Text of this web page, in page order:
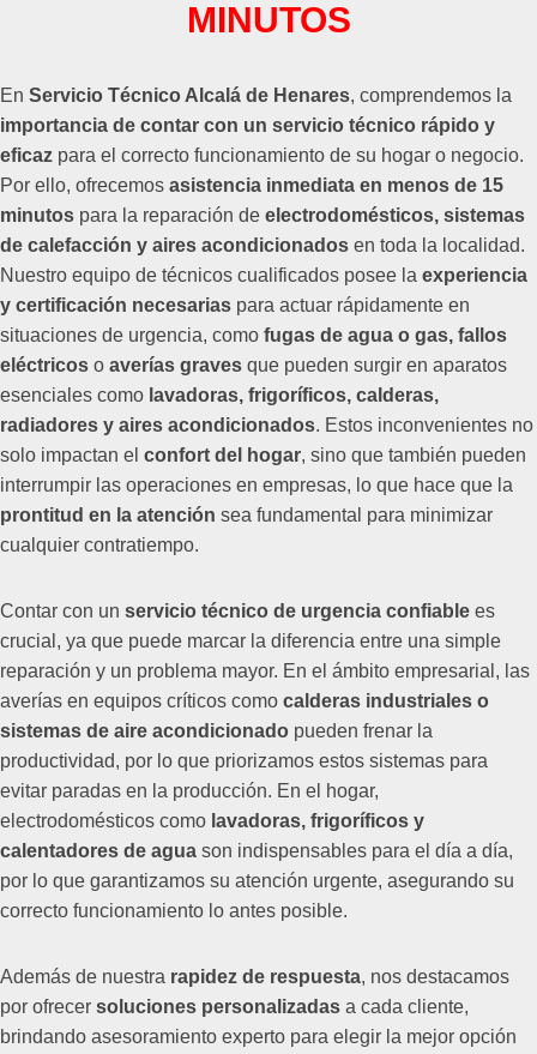
MINUTOS
En Servicio Técnico Alcalá de Henares, comprendemos la
importancia de contar con un servicio técnico rápido y
eficaz para el correcto funcionamiento de su hogar o negocio.
Por ello, ofrecemos asistencia inmediata en menos de 15
minutos para la reparación de electrodomésticos, sistemas
de calefacción y aires acondicionados en toda la localidad.
Nuestro equipo de técnicos cualificados posee la experiencia
y certificación necesarias para actuar rápidamente en
situaciones de urgencia, como fugas de agua o gas, fallos
eléctricos o averías graves que pueden surgir en aparatos
esenciales como lavadoras, frigoríficos, calderas,
radiadores y aires acondicionados. Estos inconvenientes no
solo impactan el confort del hogar, sino que también pueden
interrumpir las operaciones en empresas, lo que hace que la
prontitud en la atención sea fundamental para minimizar
cualquier contratiempo.
Contar con un servicio técnico de urgencia confiable es
crucial, ya que puede marcar la diferencia entre una simple
reparación y un problema mayor. En el ámbito empresarial, las
averías en equipos críticos como calderas industriales o
sistemas de aire acondicionado pueden frenar la
productividad, por lo que priorizamos estos sistemas para
evitar paradas en la producción. En el hogar,
electrodomésticos como lavadoras, frigoríficos y
calentadores de agua son indispensables para el día a día,
por lo que garantizamos su atención urgente, asegurando su
correcto funcionamiento lo antes posible.
Además de nuestra rapidez de respuesta, nos destacamos
por ofrecer soluciones personalizadas a cada cliente,
brindando asesoramiento experto para elegir la mejor opción